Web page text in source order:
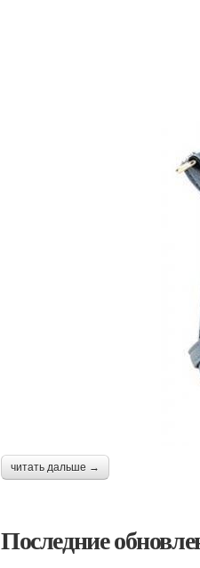
читать дальше →
Последние